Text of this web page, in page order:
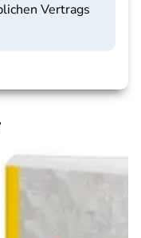
Vertrags